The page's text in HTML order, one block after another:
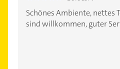
Schönes Ambiente, nettes
sind willkommen, guter